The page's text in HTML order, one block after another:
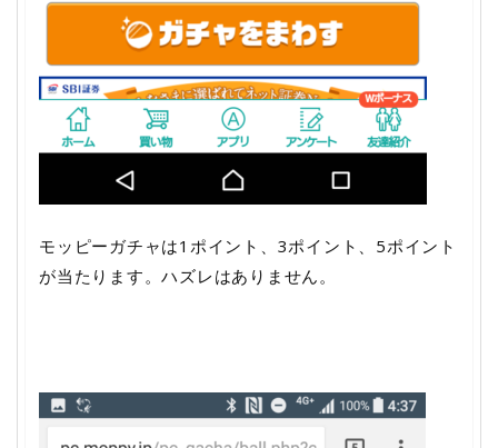
モッピーガチャは1ポイント、3ポイント、5ポイント
が当たります。ハズレはありません。